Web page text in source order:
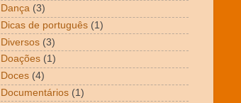
Dança (3)
Dicas de português (1)
Diversos (3)
Doações (1)
Doces (4)
Documentários (1)